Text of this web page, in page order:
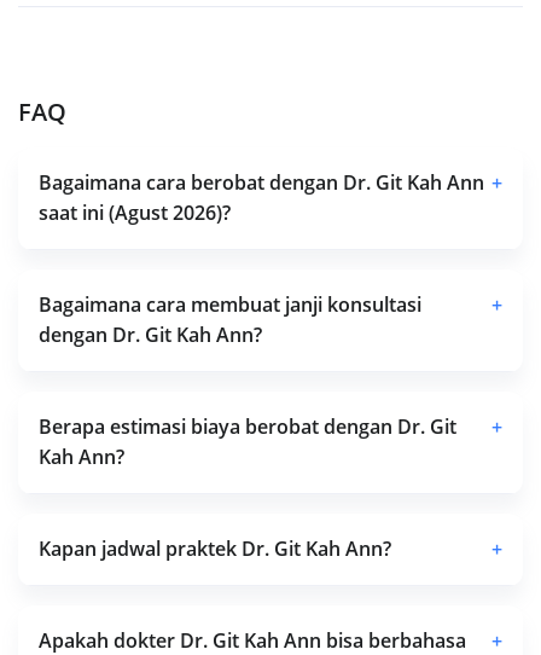
FAQ
Bagaimana cara berobat dengan Dr. Git Kah Ann
saat ini (Agust 2026)?
+
Bagaimana cara membuat janji konsultasi
dengan Dr. Git Kah Ann?
+
Berapa estimasi biaya berobat dengan Dr. Git
Kah Ann?
+
Kapan jadwal praktek Dr. Git Kah Ann? +
Apakah dokter Dr. Git Kah Ann bisa berbahasa
+